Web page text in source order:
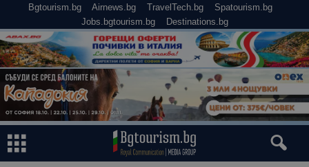
Bgtourism.bg Airnews.bg TravelTech.bg
Spatourism.bg
Jobs.bgtourism.bg
Destinations.bg